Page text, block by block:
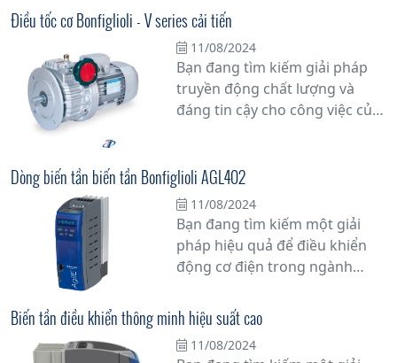
tôi sẽ cung cấp cho bạn những
thông tin cần biết về biến tần
để bạn có cái nhìn tổng quan
và chi tiết nhất.
Điều tốc cơ Bonfiglioli - V series cải tiến
11/08/2024
Bạn đang tìm kiếm giải pháp
truyền động chất lượng và
đáng tin cậy cho công việc của
một sự cải tiến đột phá trong
ngành công nghiệp truyền
động cơ khí.
Dòng biến tần biến tần Bonfiglioli AGL402
11/08/2024
Bạn đang tìm kiếm một giải
pháp hiệu quả để điều khiển
động cơ điện trong ngành
dòng biến tần Bonfiglioli
AGL402 - sự kết hợp hoàn hảo
giữa công nghệ tiên tiến và độ
Biến tần điều khiển thông minh hiệu suất cao
11/08/2024